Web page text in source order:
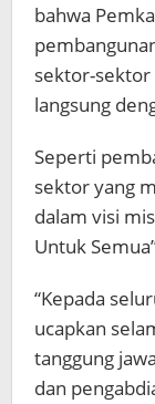
bahwa
sektor-sektor
langsung
Seperti
sektor yang
dalam visi
Untuk
“Kepada
ucapkan
tanggung
dan